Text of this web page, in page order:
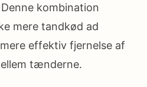
kombination
mere tandkød ad
effektiv fjernelse af
tænderne.